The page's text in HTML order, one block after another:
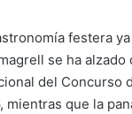
festera
se ha
del Concurso
mientras que la